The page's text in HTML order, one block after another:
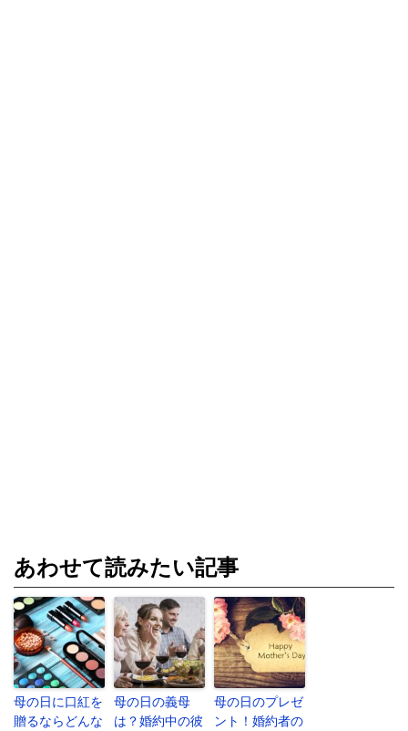
あわせて読みたい記事
母の日に口紅を
贈るならどんな
母の日の義母
は？婚約中の彼
母の日のプレゼ
ント！婚約者の